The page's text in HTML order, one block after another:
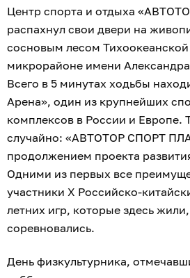
Центр спорта и отдыха
распахнул свои двери на
сосновым лесом
микрорайоне имени
Всего в 5 минутах ходьбы
Арена», один из крупнейших
комплексов в России и Европе.
случайно: «АВТОТОР СПОРТ
продолжением проекта
Одними из первых все
участники X Российско-
летних игр, которые здесь
соревновались.
День физкультурника,